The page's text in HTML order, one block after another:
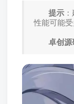
提示
性能可能受
卓创